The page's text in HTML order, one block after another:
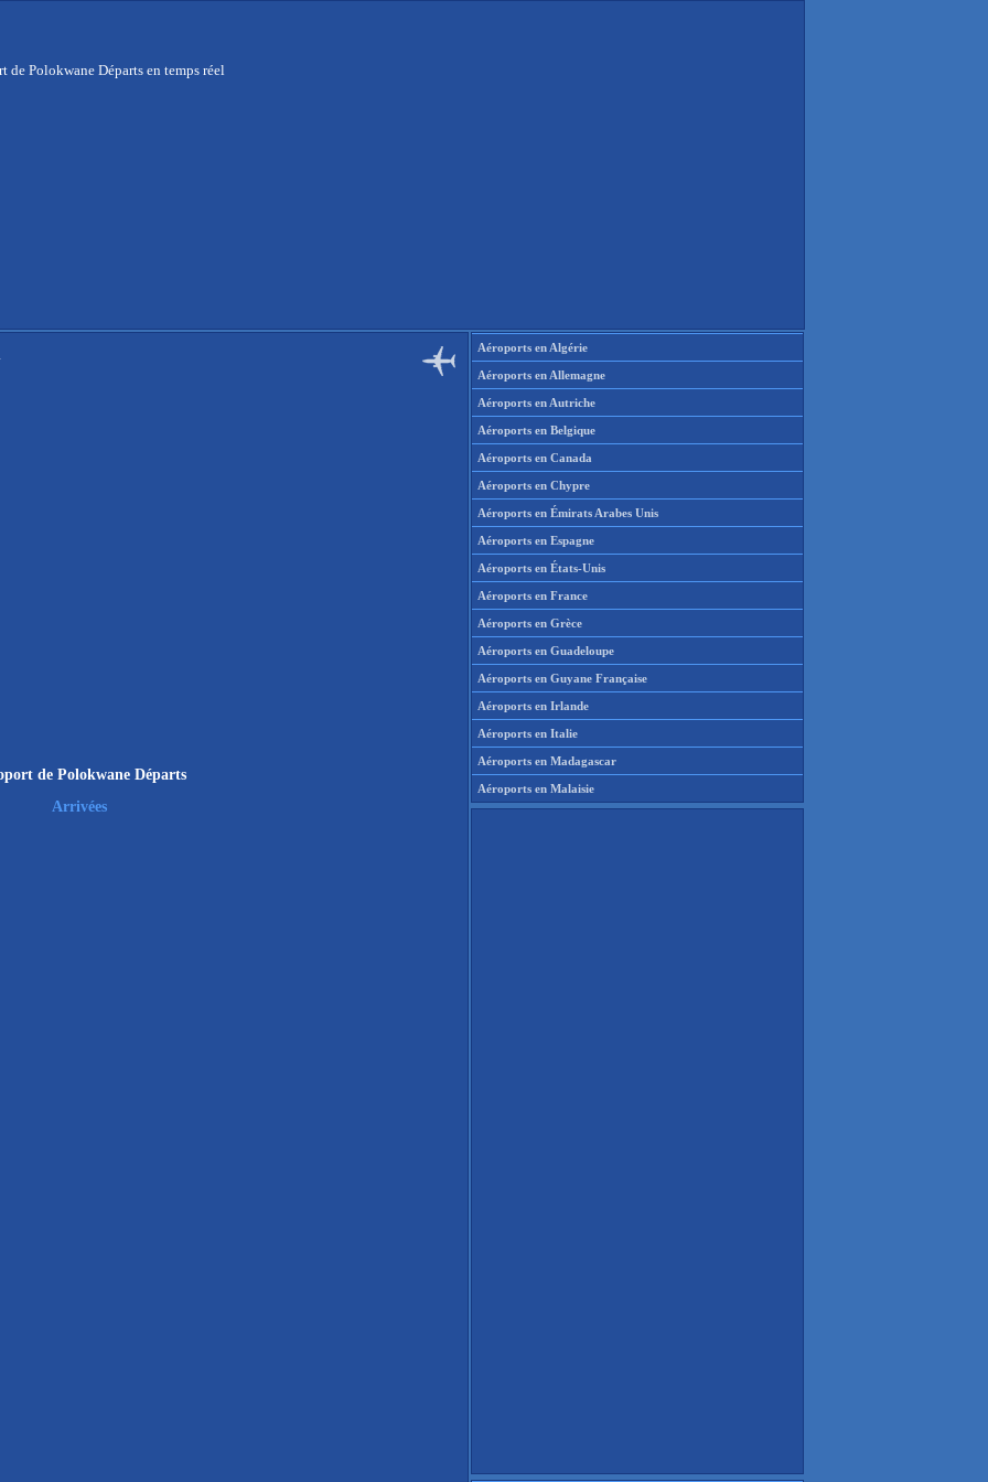
de Polokwane Départs en temps réel
de Polokwane Départs
Arrivées
Aéroports en Algérie
Aéroports en Allemagne
Aéroports en Autriche
Aéroports en Belgique
Aéroports en Canada
Aéroports en Chypre
Aéroports en Émirats Arabes Unis
Aéroports en Espagne
Aéroports en États-Unis
Aéroports en France
Aéroports en Grèce
Aéroports en Guadeloupe
Aéroports en Guyane Française
Aéroports en Irlande
Aéroports en Italie
Aéroports en Madagascar
Aéroports en Malaisie